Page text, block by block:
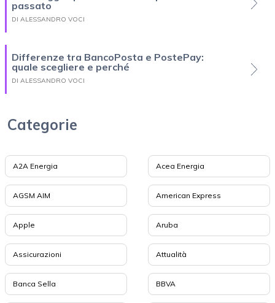
passato
DI ALESSANDRO VOCI
Differenze tra BancoPosta e PostePay:
quale scegliere e perché
DI ALESSANDRO VOCI
Categorie
A2A Energia Acea Energia
AGSM AIM American Express
Apple Aruba
Assicurazioni Attualità
Banca Sella BBVA